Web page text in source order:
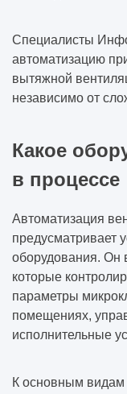
Специалисты
автоматизацию
вытяжной
независимо от
Какое
в процессе
Автоматизация
предусматривает
оборудования. Он
которые
параметры
помещениях,
исполнительные
К основным видам